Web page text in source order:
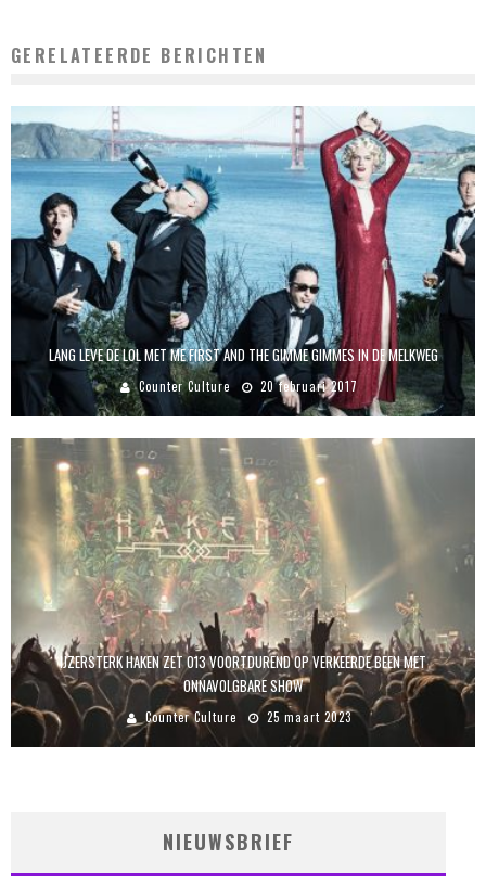
GERELATEERDE BERICHTEN
LANG LEVE DE LOL MET ME FIRST AND THE GIMME GIMMES IN DE MELKWEG
Counter Culture 20 februari 2017
IJZERSTERK HAKEN ZET 013 VOORTDUREND OP VERKEERDE BEEN MET
ONNAVOLGBARE SHOW
Counter Culture 25 maart 2023
NIEUWSBRIEF